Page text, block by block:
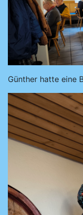
Günther hatte eine